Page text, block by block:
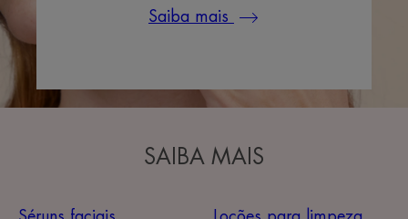
Saiba mais
SAIBA MAIS